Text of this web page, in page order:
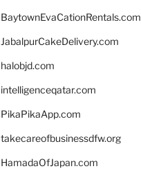
BaytownEvaCationRentals.com
JabalpurCakeDelivery.com
halobjd.com
intelligenceqatar.com
PikaPikaApp.com
takecareofbusinessdfw.org
HamadaOfJapan.com